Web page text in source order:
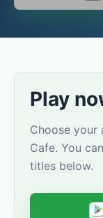
Play
Choose your
Cafe. You
titles below.